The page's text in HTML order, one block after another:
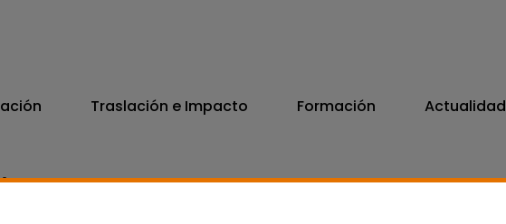
Traslación e Impacto Formación Actualidad